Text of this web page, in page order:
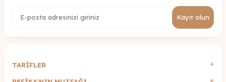
Kayıt olun
TARİFLER